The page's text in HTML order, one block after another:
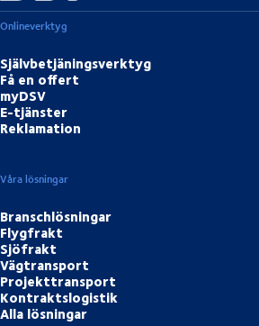
Onlineverktyg
Självbetjäningsverktyg
Få en offert
myDSV
E-tjänster
Reklamation
Våra lösningar
Branschlösningar
Flygfrakt
Sjöfrakt
Vägtransport
Projekttransport
Kontraktslogistik
Alla lösningar